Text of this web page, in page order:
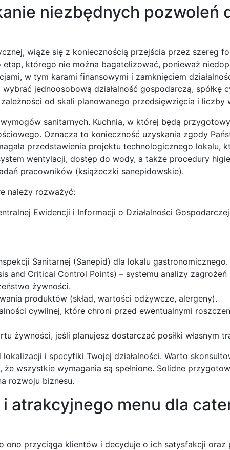
niezbędnych pozwoleń
wiąże się z koniecznością przejścia przez szereg
którego nie można bagatelizować, ponieważ
w tym karami finansowymi i zamknięciem
jednoosobową działalność gospodarczą, spółkę
od skali planowanego przedsięwzięcia i liczby
sanitarnych. Kuchnia, w której będą
Oznacza to konieczność uzyskania zgody
przedstawienia projektu technologicznego lokalu,
wentylacji, dostęp do wody, a także procedury
pracowników (książeczki sanepidowskie).
należy rozważyć:
Ewidencji i Informacji o Działalności
Sanitarnej (Sanepid) dla lokalu gastronomicznego.
and Critical Control Points) – systemu analizy
żywności.
produktów (skład, wartości odżywcze, alergeny).
cywilnej, które chroni przed ewentualnymi
żywności, jeśli planujesz dostarczać posiłki własnym
i specyfiki Twojej działalności. Warto
wszystkie wymagania są spełnione. Solidne
rozwoju biznesu.
atrakcyjnego menu dla
ono przyciąga klientów i decyduje o ich satysfakcji oraz